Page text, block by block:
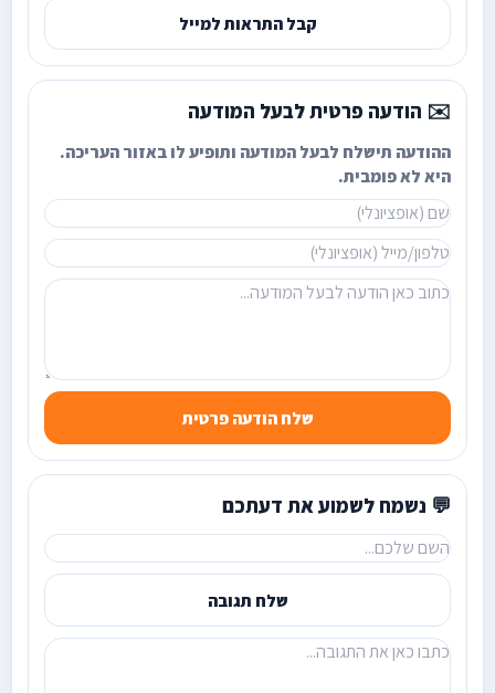
קבל התראות למייל
✉️ הודעה פרטית לבעל המודעה
ההודעה תישלח לבעל המודעה ותופיע לו באזור העריכה.
היא לא פומבית.
שלח הודעה פרטית
💬 נשמח לשמוע את דעתכם
שלח תגובה